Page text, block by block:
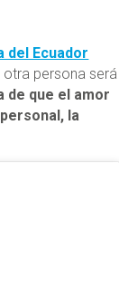
del Ecuador
persona será
de que el amor
la